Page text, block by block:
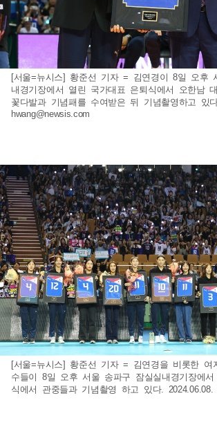
[서울=뉴시스] 황준선 기자 = 김연경이 8일 오후
내경기장에서 열린 국가대표 은퇴식에서 오한남
꽃다발과 기념패를 수여받은 뒤 기념촬영하고 있
hwang@newsis.com
[서울=뉴시스] 황준선 기자 = 김연경을 비롯한 여
수들이 8일 오후 서울 송파구 잠실실내경기장에
식에서 관중들과 기념촬영 하고 있다. 2024.06.08.